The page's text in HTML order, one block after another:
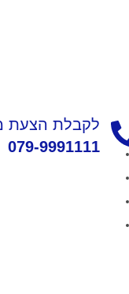
לקבלת הצעת
079-9991111